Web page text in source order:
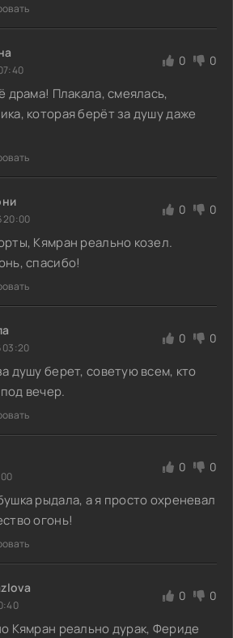
0 0
драма! Плакала, смеялась,
которая берёт за душу даже
20:00
0 0
Кямран реально козел.
спасибо!
03:20
0 0
душу берет, советую всем, кто
вечер.
0 0
рыдала, а я просто охреневал
огонь!
0 0
Кямран реально дурак, Фериде